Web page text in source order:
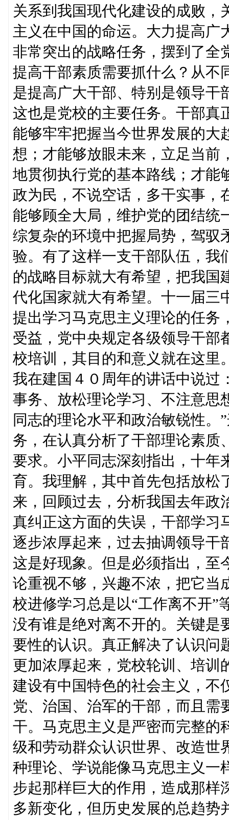
关系到我国现代化建设的成败，
主义在中国的命运。大力提高广
非常突出的战略任务，摆到了全
提高干部素质需要抓什么？从不
是提高广大干部、特别是领导干
这也是党校的主要任务。干部真
能够牢牢把握当今世界发展的大
想；才能够放眼未来，立足当前
地贯彻执行党的基本路线；才能
政为民，不说空话，多干实事，
能够顾全大局，维护党的团结统
综复杂的环境中把握局势，驾驭
验。有了这样一支干部队伍，我
的战略目标就大有希望，把我国
代化国家就大有希望。十一届三
提出学习马克思主义理论的任务
受益，党中央规定各级领导干部
校培训，其目的和意义就在这里
我在建国４０周年的讲话中说过
事务、放松理论学习、不注意思
同志的理论水平和政治敏锐性。
务，在认真分析了干部理论素质
要求。小平同志深刻指出，十年
育。我理解，其中首先包括放松
来，回顾过去，分析我国去年政
真纠正这方面的失误，干部学习
逐步浓厚起来，过去抽调领导干
这是好现象。但是必须指出，至
论重视不够，兴趣不浓，把它当
校进修学习总是以“工作离不开”
没有谁是绝对离不开的。关键是
要性的认识。真正解决了认识问
更加浓厚起来，党校轮训、培训
建设有中国特色的社会主义，不
党、治国、治军的干部，而且需
干。马克思主义是严密而完整的
级和劳动群众认识世界、改造世
种理论、学说能像马克思主义一
步起那样巨大的作用，造成那样
多新变化，但历史发展的总趋势